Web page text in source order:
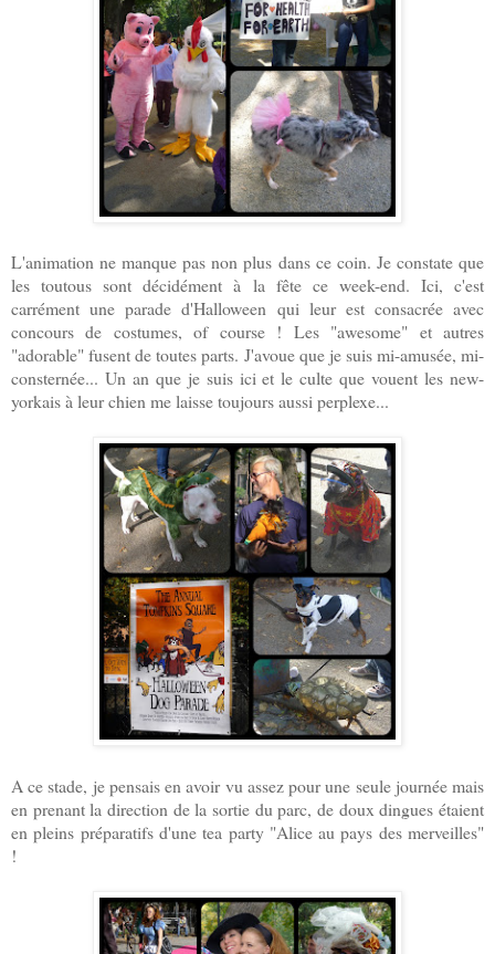
L'animation ne manque pas non plus dans ce coin. Je constate que
les toutous sont décidément à la fête ce week-end. Ici, c'est
carrément une parade d'Halloween qui leur est consacrée avec
concours de costumes, of course ! Les "awesome" et autres
"adorable" fusent de toutes parts. J'avoue que je suis mi-amusée, mi-
consternée... Un an que je suis ici et le culte que vouent les new-
yorkais à leur chien me laisse toujours aussi perplexe...
A ce stade, je pensais en avoir vu assez pour une seule journée mais
en prenant la direction de la sortie du parc, de doux dingues étaient
en pleins préparatifs d'une tea party "Alice au pays des merveilles"
!